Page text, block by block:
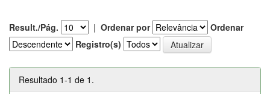
Result./Pág. | Ordenar por
Ordenar
Registro(s)
Resultado 1-1 de 1.